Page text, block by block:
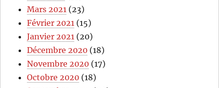
Mars 2021 (23)
Février 2021 (15)
Janvier 2021 (20)
Décembre 2020 (18)
Novembre 2020 (17)
Octobre 2020 (18)